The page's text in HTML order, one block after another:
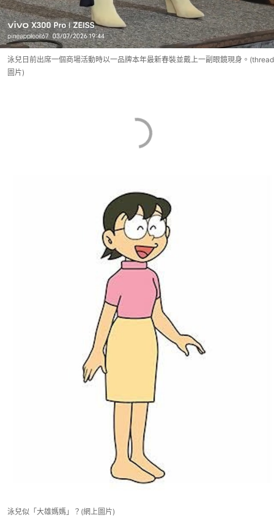
泳兒日前出席一個商場活動時以一品牌本年最新春裝並戴上一副眼鏡現身。(thread
圖片)
泳兒似「大雄媽媽」？(網上圖片)